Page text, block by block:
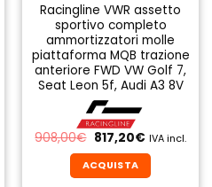
Racingline VWR assetto
sportivo completo
ammortizzatori molle
piattaforma MQB trazione
anteriore FWD VW Golf 7,
Seat Leon 5f, Audi A3 8V
908,00€ Il
prezzo
originale
era:
908,00€.
817,20€Il
attuale
è:
817,20€.
IVA incl.
ACQUISTA